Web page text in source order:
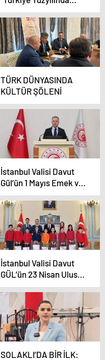
Dijital Yayıncılık”
Konferansı
TÜRK DÜNYASINDA
KÜLTÜR ŞÖLENİ
İstanbul Valisi Davut
Gül’ün 1 Mayıs Emek ve
Dayanışma Günü
mesajı
İstanbul Valisi Davut
GÜL’ün 23 Nisan Ulusal
Egemenlik ve Çocuk
Bayramı mesajı
SOLAKLI’DA BİR İLK: